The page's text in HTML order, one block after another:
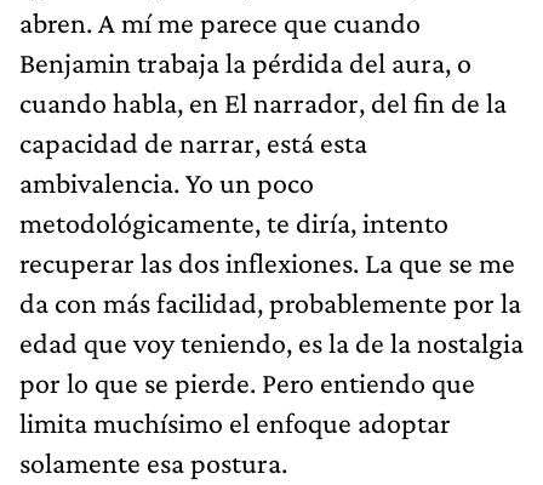
abren. A mí me parece que cuando
Benjamin trabaja la pérdida del aura, o
cuando habla, en El narrador, del fin de la
capacidad de narrar, está esta
ambivalencia. Yo un poco
metodológicamente, te diría, intento
recuperar las dos inflexiones. La que se me
da con más facilidad, probablemente por la
edad que voy teniendo, es la de la nostalgia
por lo que se pierde. Pero entiendo que
limita muchísimo el enfoque adoptar
solamente esa postura.